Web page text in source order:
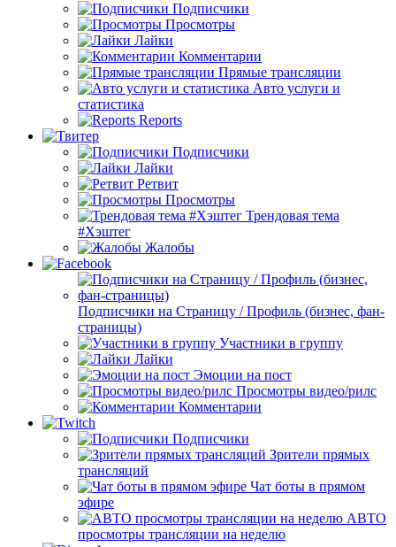
Подписчики
Просмотры
Лайки
Комментарии
Прямые трансляции
Авто услуги и
статистика
Reports
Подписчики
Лайки
Ретвит
Просмотры
Трендовая тема
#Хэштег
Жалобы
Подписчики на Страницу / Профиль (бизнес, фан-
страницы)
Участники в группу
Лайки
Эмоции на пост
Просмотры видео/рилс
Комментарии
Подписчики
Зрители прямых
трансляций
Чат боты в прямом
эфире
АВТО
просмотры трансляции на неделю